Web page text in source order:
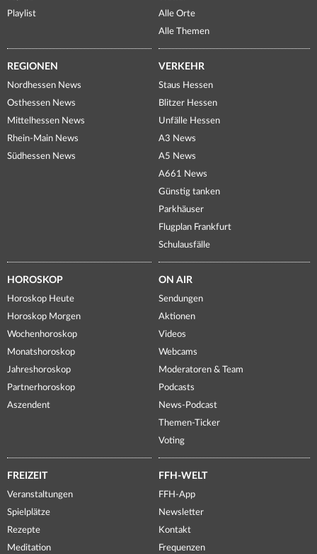
Playlist
Alle Orte
Alle Themen
REGIONEN
Nordhessen News
Osthessen News
Mittelhessen News
Rhein-Main News
Südhessen News
VERKEHR
Staus Hessen
Blitzer Hessen
Unfälle Hessen
A3 News
A5 News
A661 News
Günstig tanken
Parkhäuser
Flugplan Frankfurt
Schulausfälle
HOROSKOP
Horoskop Heute
Horoskop Morgen
Wochenhoroskop
Monatshoroskop
Jahreshoroskop
Partnerhoroskop
Aszendent
ON AIR
Sendungen
Aktionen
Videos
Webcams
Moderatoren & Team
Podcasts
News-Podcast
Themen-Ticker
Voting
FREIZEIT
Veranstaltungen
Spielplätze
Rezepte
Meditation
FFH-WELT
FFH-App
Newsletter
Kontakt
Frequenzen